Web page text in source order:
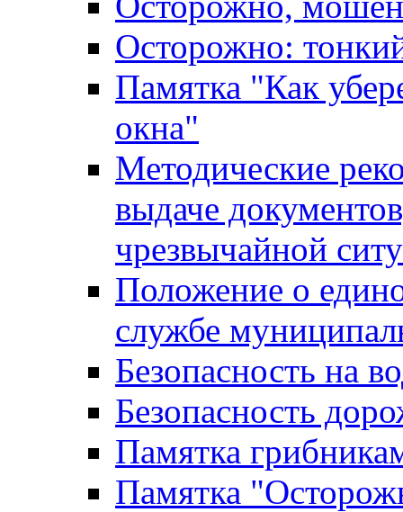
Осторожно:
Памятка "Как
окна"
Методические
выдаче
чрезвычайной
Положение о
службе
Безопасность на
Безопасность
Памятка
Памятка